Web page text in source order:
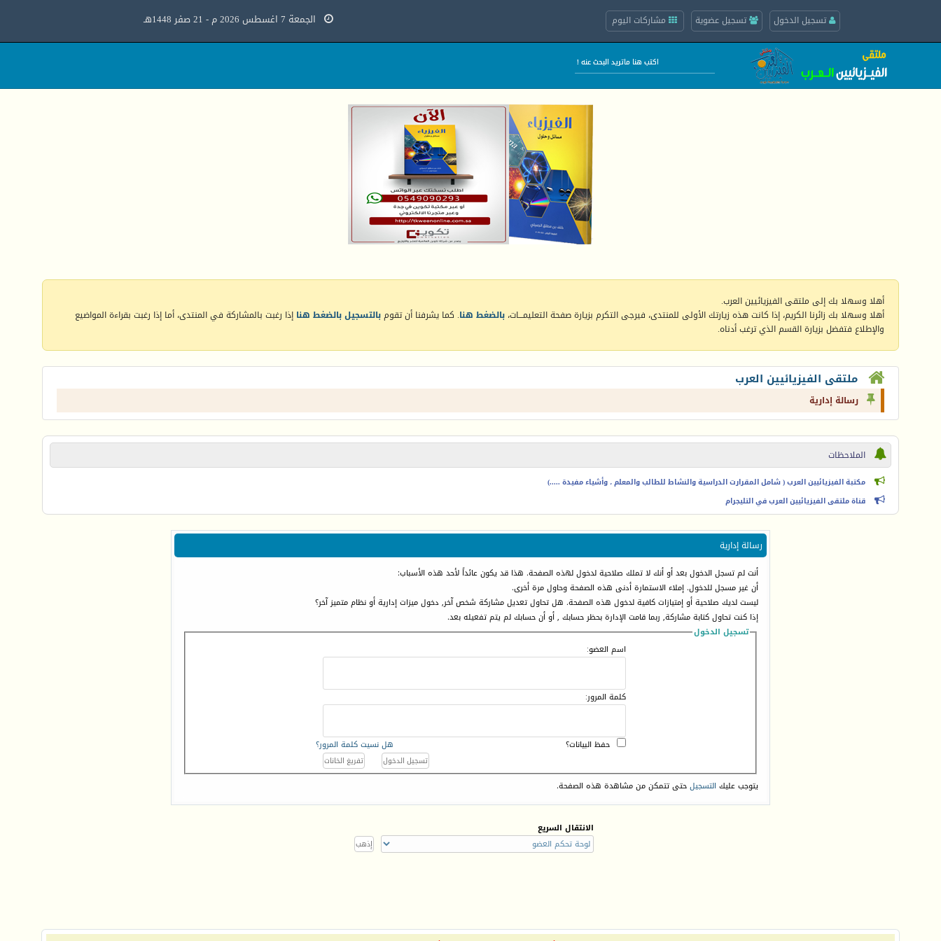
تسجيل الدخول تسجيل عضوية مشاركات اليوم الجمعة 7 اغسطس 2026 م - 21 صفر 1448هـ
أهلا وسهلا بك إلى ملتقى الفيزيائيين العرب.
أهلا وسهلا بك زائرنا الكريم، إذا كانت هذه زيارتك الأولى للمنتدى، فيرجى التكرم بزيارة صفحة التعليمـــات، بالضغط هنا. كما يشرفنا أن تقومبالتسجيل بالضغط هنا إذا رغبت بالمشاركة في المنتدى، أما إذا رغبت بقراءة المواضيع
والإطلاع فتفضل بزيارة القسم الذي ترغب أدناه.
ملتقى الفيزيائيين العرب
رسالة إدارية
الملاحظات
مكتبة الفيزيائيين العرب ( شامل المقرارت الدراسية والنشاط للطالب والمعلم ، وأشياء مفيدة .....)
قناة ملتقى الفيزيائيين العرب في التليجرام
رسالة إدارية
أنت لم تسجل الدخول بعد أو أنك لا تملك صلاحية لدخول لهذه الصفحة. هذا قد يكون عائداً لأحد هذه الأسباب:
أن غير مسجل للدخول. إملاء الاستمارة أدنى هذه الصفحة وحاول مرة أخرى.
ليست لديك صلاحية أو إمتيازات كافية لدخول هذه الصفحة. هل تحاول تعديل مشاركة شخص آخر, دخول ميزات إدارية أو نظام متميز آخر؟
إذا كنت تحاول كتابة مشاركة, ربما قامت الإدارة بحظر حسابك , أو أن حسابك لم يتم تفعيله بعد.
تسجيل الدخول
اسم العضو:
كلمة المرور:
هل نسيت كلمة المرور؟ حفظ البيانات؟
يتوجب عليك التسجيلحتى تتمكن من مشاهدة هذه الصفحة.
الانتقال السريع